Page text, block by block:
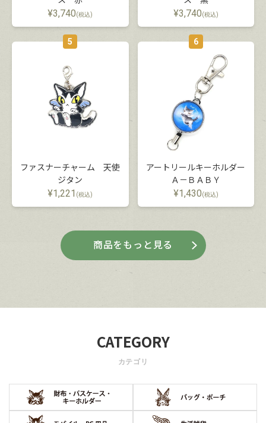
¥3,740(税込) ¥3,740(税込)
5
ファスナーチャーム 天使
ジタン
¥1,221 (税込)
6
アートリールキーホルダー
Ａ－ＢＡＢＹ
¥1,430(税込)
商品をもっと見る
CATEGORY
カテゴリ